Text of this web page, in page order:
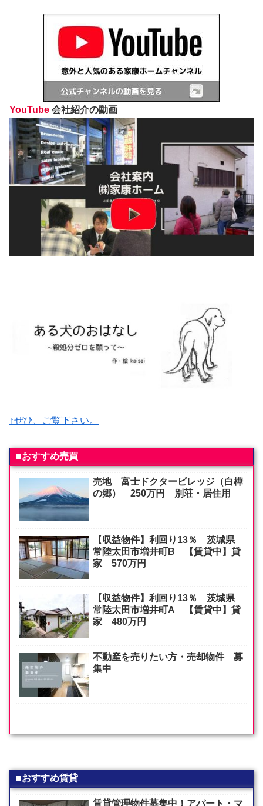
YouTube 会社紹介の動画
↑ぜひ、ご覧下さい。
■おすすめ売買
売地 富士ドクタービレッジ（白樺
の郷） 250万円 別荘・居住用
【収益物件】利回り13％ 茨城県
常陸太田市増井町B 【賃貸中】貸
家 570万円
【収益物件】利回り13％ 茨城県
常陸太田市増井町A 【賃貸中】貸
家 480万円
不動産を売りたい方・売却物件 募
集中
■おすすめ賃貸
賃貸管理物件募集中！アパート・マ